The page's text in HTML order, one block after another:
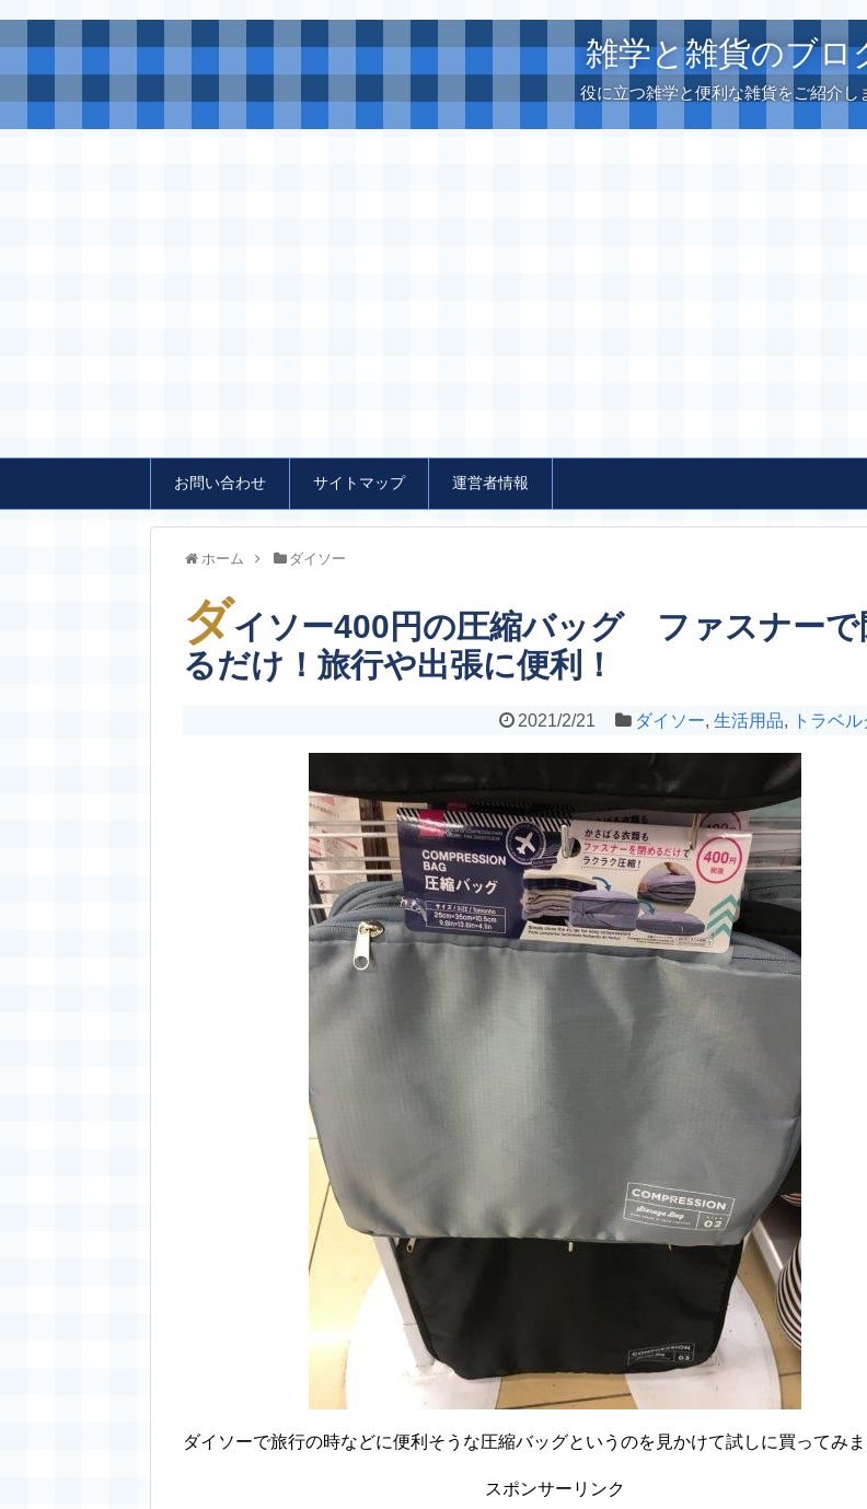
雑学と雑貨のブロ
役に立つ雑学と便利な雑貨をご紹介し
お問い合わせ サイトマップ 運営者情報
ホーム ダイソー
ダイソー400円の圧縮バッグ ファスナーで
るだけ！旅行や出張に便利！
2021/2/21 ダイソー, 生活用品, トラベ
ダイソーで旅行の時などに便利そうな圧縮バッグというのを見かけて試しに買ってみま
スポンサーリンク